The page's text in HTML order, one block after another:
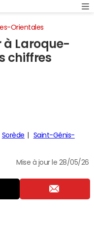
Orientales
à Laroque-
chiffres
Sorède
Saint-Génis-
Mise à jour le 28/05/26